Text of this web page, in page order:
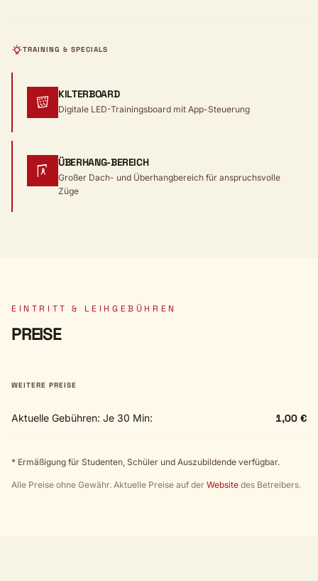
TRAINING & SPECIALS
KILTERBOARD
Digitale LED-Trainingsboard mit App-Steuerung
ÜBERHANG-BEREICH
Großer Dach- und Überhangbereich für anspruchsvolle
Züge
EINTRITT & LEIHGEBÜHREN
PREISE
WEITERE PREISE
Aktuelle Gebühren: Je 30 Min: 1,00 €
* Ermäßigung für Studenten, Schüler und Auszubildende verfügbar.
Alle Preise ohne Gewähr. Aktuelle Preise auf der Website des Betreibers.